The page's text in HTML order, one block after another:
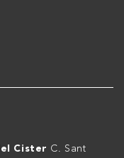
Cister C. Sant